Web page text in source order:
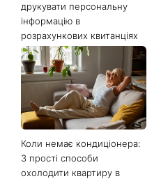
друкувати персональну
інформацію в
розрахункових квитанціях
Коли немає кондиціонера:
3 прості способи
охолодити квартиру в